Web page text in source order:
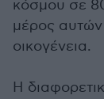
κόσμου σε
μέρος αυτών
οικογένεια.
Η